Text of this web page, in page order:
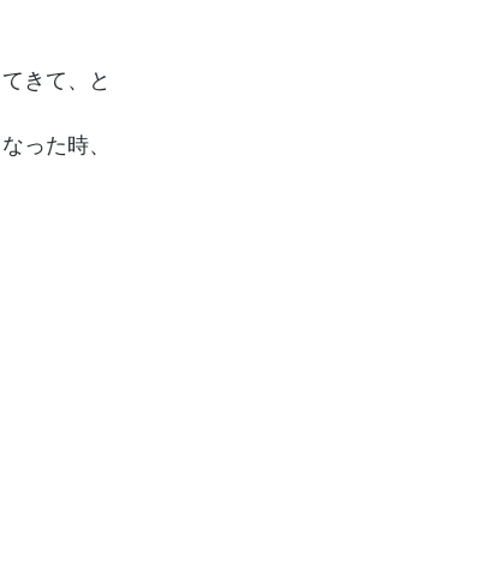
きて、と
った時、